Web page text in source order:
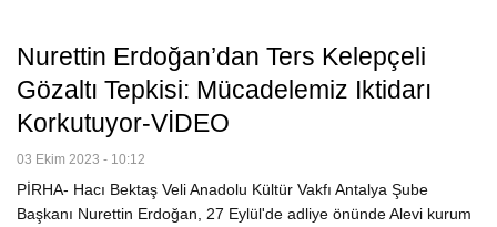
Nurettin Erdoğan’dan Ters Kelepçeli
Gözaltı Tepkisi: Mücadelemiz Iktidarı
Korkutuyor-VİDEO
03 Ekim 2023 - 10:12
PİRHA- Hacı Bektaş Veli Anadolu Kültür Vakfı Antalya Şube
Başkanı Nurettin Erdoğan, 27 Eylül'de adliye önünde Alevi kurum